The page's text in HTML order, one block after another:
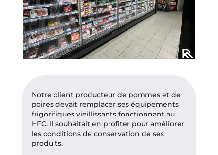
Notre client producteur de pommes et de
poires devait remplacer ses équipements
frigorifiques vieillissants fonctionnant au
HFC. Il souhaitait en profiter pour améliorer
les conditions de conservation de ses
produits.